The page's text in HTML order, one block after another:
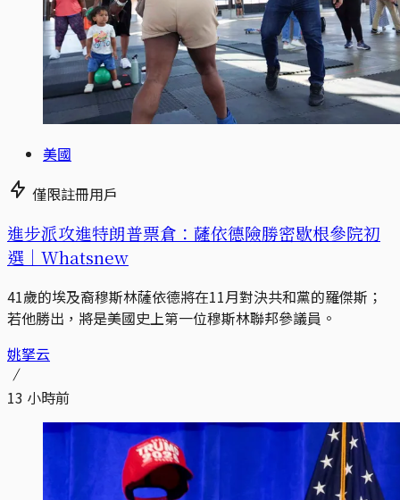
美國
僅限註冊用戶
進步派攻進特朗普票倉：薩依德險勝密歇根參院初
選｜Whatsnew
41歲的埃及裔穆斯林薩依德將在11月對決共和黨的羅傑斯；
若他勝出，將是美國史上第一位穆斯林聯邦參議員。
姚拏云
13 小時前